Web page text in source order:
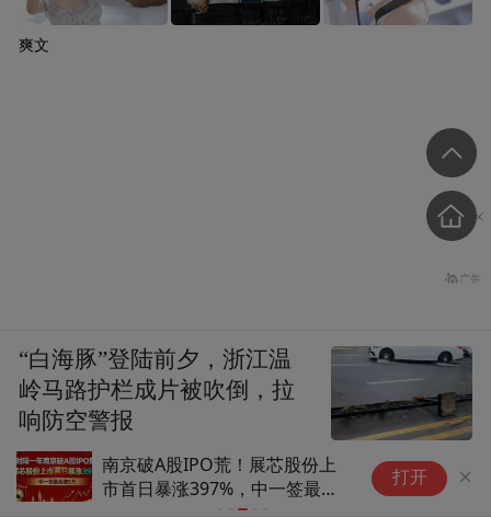
南京破A股IPO荒！展芯股份上
市首日暴涨397%，中一签最高
打开
爽文
“白海豚”登陆前夕，浙江温
岭马路护栏成片被吹倒，拉
响防空警报
中国蓝新闻